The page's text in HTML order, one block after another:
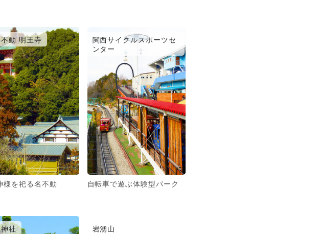
動 明王寺
様を祀る名不動
関西サイクルスポーツセ
ンター
自転車で遊ぶ体験型パーク
社 岩湧山